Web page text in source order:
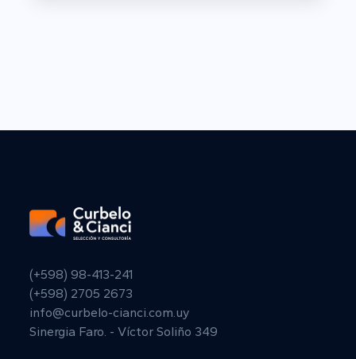
(+598) 98-413-241
(+598) 2705 2673
info@curbelo-cianci.com.uy
Sinergia Faro. - Víctor Soliño 349